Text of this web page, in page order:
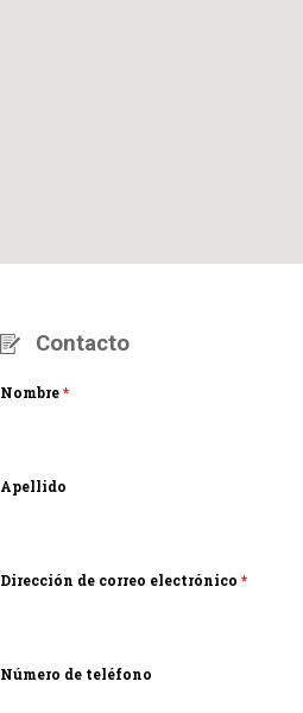
Contacto
Nombre*
Apellido
Dirección de correo electrónico *
Número de teléfono